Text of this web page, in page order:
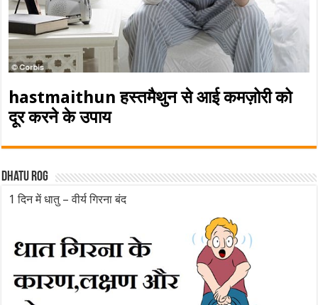
hastmaithun हस्तमैथुन से आई कमज़ोरी को
दूर करने के उपाय
Dhatu rog
1 दिन में धातु – वीर्य गिरना बंद